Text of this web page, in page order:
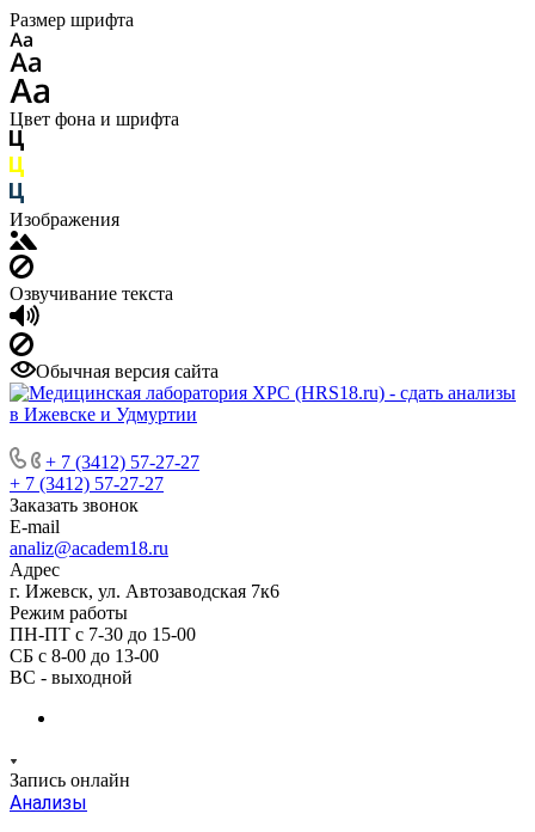
Размер шрифта
Цвет фона и шрифта
Изображения
Озвучивание текста
Обычная версия сайта
+ 7 (3412) 57-27-27
+ 7 (3412) 57-27-27
Заказать звонок
E-mail
analiz@academ18.ru
Адрес
г. Ижевск, ул. Автозаводская 7к6
Режим работы
ПН-ПТ с 7-30 до 15-00
СБ с 8-00 до 13-00
ВС - выходной
Запись онлайн
Анализы